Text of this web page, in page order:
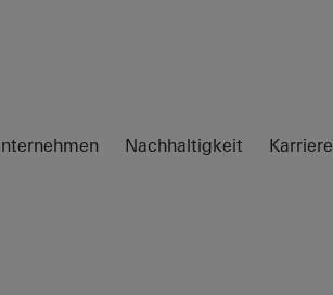
Nachhaltigkeit Karriere